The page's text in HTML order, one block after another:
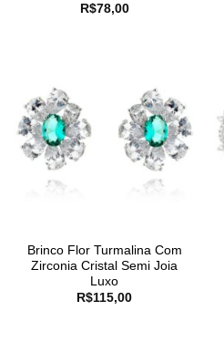
R$78,00
Brinco Flor Turmalina Com
Zirconia Cristal Semi Joia
Luxo
R$115,00